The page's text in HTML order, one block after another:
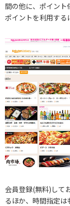
間の他に、ポイン
ポイントを利用する
会員登録(無料)して
るほか、時間指定